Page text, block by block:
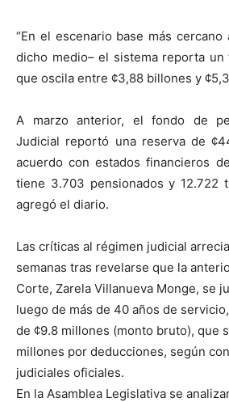
“En el escenario base más cercano
dicho medio– el sistema reporta un
que oscila entre ¢3,88 billones y
A marzo anterior, el fondo de
Judicial reportó una reserva de
acuerdo con estados financieros
tiene 3.703 pensionados y 12.722
agregó el diario.
Las críticas al régimen judicial
semanas tras revelarse que la
Corte, Zarela Villanueva Monge, se
luego de más de 40 años de
de ¢9.8 millones (monto bruto), que
millones por deducciones, según
judiciales oficiales.
En la Asamblea Legislativa se